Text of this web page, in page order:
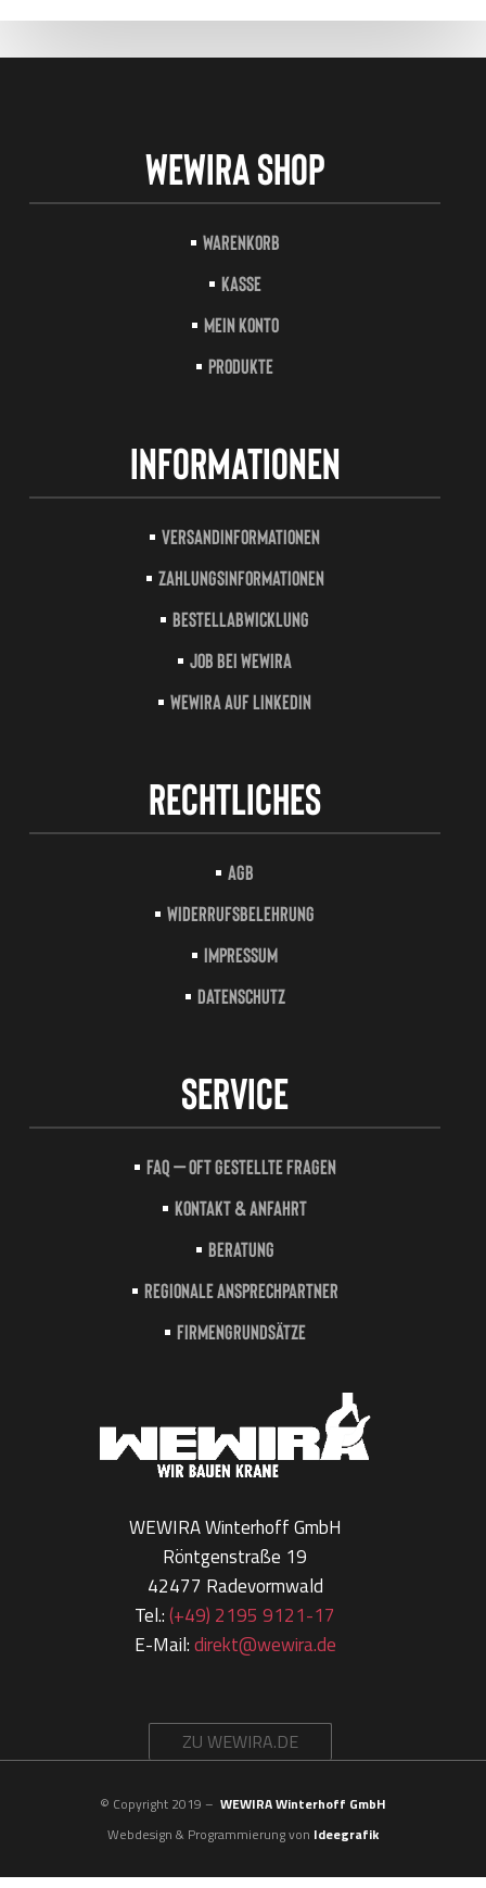
WEWIRA Winterhoff GmbH
Röntgenstraße 19
42477 Radevormwald
Tel.:(+49) 2195 9121-17
E-Mail:direkt@wewira.de
Wewira Shop
Warenkorb
Kasse
Mein Konto
Produkte
Informationen
Versandinformationen
Zahlungsinformationen
Bestellabwicklung
Job bei Wewira
Wewira auf LinkedIn
Rechtliches
AGB
Widerrufsbelehrung
Impressum
Datenschutz
Service
FAQ – Oft gestellte Fragen
Kontakt & Anfahrt
Beratung
Regionale Ansprechpartner
Firmengrundsätze
ZU WEWIRA.DE
© Copyright 2019 – WEWIRA Winterhoff GmbH
Webdesign & Programmierung von Ideegrafik